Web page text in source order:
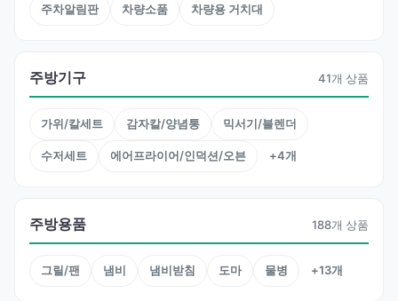
주차알림판 차량소품 차량용 거치대
주방기구 41개 상품
가위/칼세트 감자칼/양념통 믹서기/블렌더
수저세트 에어프라이어/인덕션/오븐 +4개
주방용품 188개 상품
그릴/팬 냄비 냄비받침 도마 물병 +13개